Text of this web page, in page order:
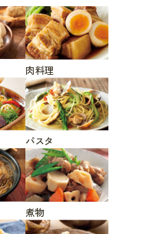
肉料理
パスタ
煮物